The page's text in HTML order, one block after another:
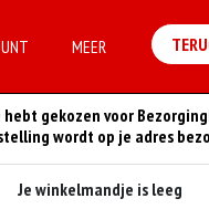
MEER
hebt gekozen voor
wordt op je adres
Je winkelmandje is leeg
Je Bestelling